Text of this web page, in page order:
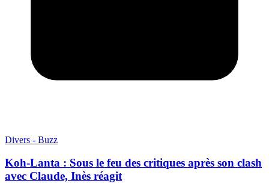
Divers - Buzz
Koh-Lanta : Sous le feu des critiques après son clash
avec Claude, Inès réagit